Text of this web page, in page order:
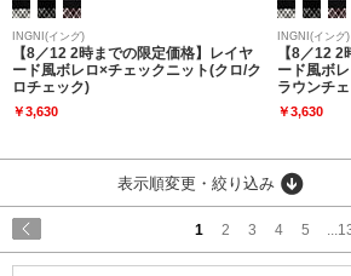
INGNI(イング)
【8／12 2時までの限定価格】レイヤ
ード風ボレロ×チェックニット(クロ/ク
ロチェック)
￥3,630
INGNI(イング)
【8／12
ード風ボ
ラウンチ
￥3,630
表示順変更・絞り込み
1 2 3 4 5